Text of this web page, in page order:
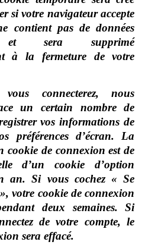
si votre navigateur accepte
contient pas de données
et sera supprimé
à la fermeture de votre
connecterez, nous
un certain nombre de
vos informations de
préférences d’écran. La
cookie de connexion est de
d’un cookie d’option
an. Si vous cochez « Se
votre cookie de connexion
deux semaines. Si
de votre compte, le
sera effacé.